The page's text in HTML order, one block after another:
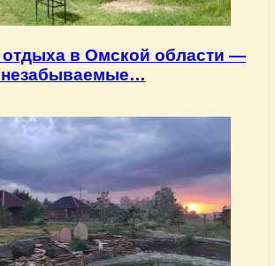
в Омской области —
незабываемые…